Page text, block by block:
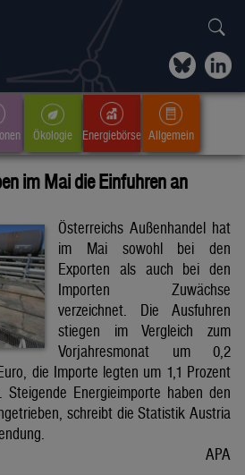
Ökologie Energiebörse Allgemein
im Mai die Einfuhren an
Österreichs Außenhandel hat
im Mai sowohl bei den
Exporten als auch bei den
Importen Zuwächse
verzeichnet. Die Ausfuhren
stiegen im Vergleich zum
Vorjahresmonat um 0,2
die Importe legten um 1,1 Prozent
Energieimporte haben den
schreibt die Statistik Austria
APA